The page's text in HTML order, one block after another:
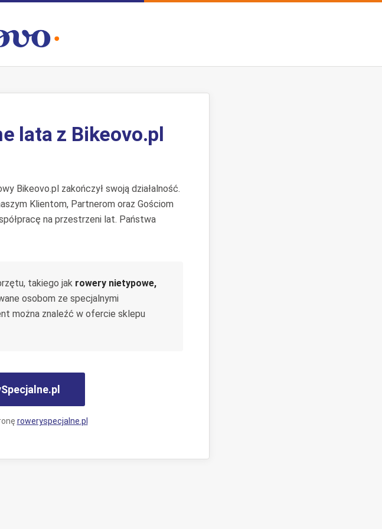
lata z Bikeovo.pl
Bikeovo.pl zakończył swoją działalność.
Klientom, Partnerom oraz Gościom
na przestrzeni lat. Państwa
takiego jak rowery nietypowe,
osobom ze specjalnymi
można znaleźć w ofercie sklepu
roweryspecjalne.pl